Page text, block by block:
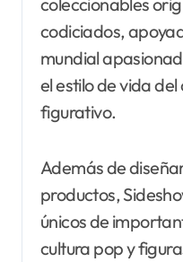
codiciados,
mundial
el estilo de vida
figurativo.
Además de
productos,
únicos de
cultura pop y